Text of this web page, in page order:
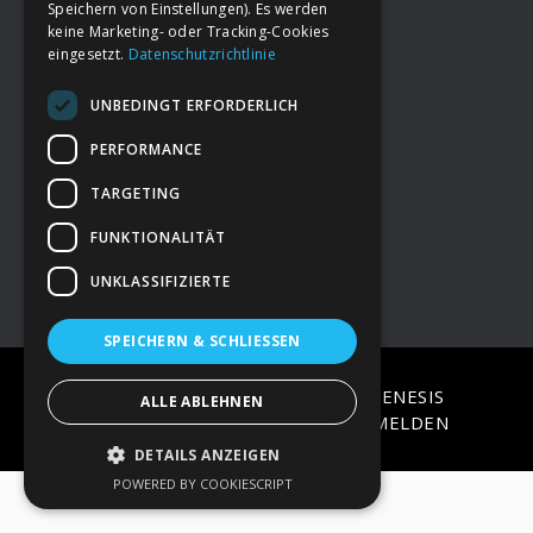
FooterDeine Spende
→ Impressum
→Kontakt zum PAO Team
COPYRIGHT © 2026 · ON
GENESIS
FRAMEWORK·WORDPRESS·ANMELDEN
Speichern von Einstellungen). Es werden
keine Marketing- oder Tracking-Cookies
eingesetzt. Datenschutzrichtlinie
UNBEDINGT ERFORDERLICH
PERFORMANCE
TARGETING
FUNKTIONALITÄT
UNKLASSIFIZIERTE
SPEICHERN & SCHLIESSEN
ALLE ABLEHNEN
DETAILS ANZEIGEN
POWERED BY COOKIESCRIPT